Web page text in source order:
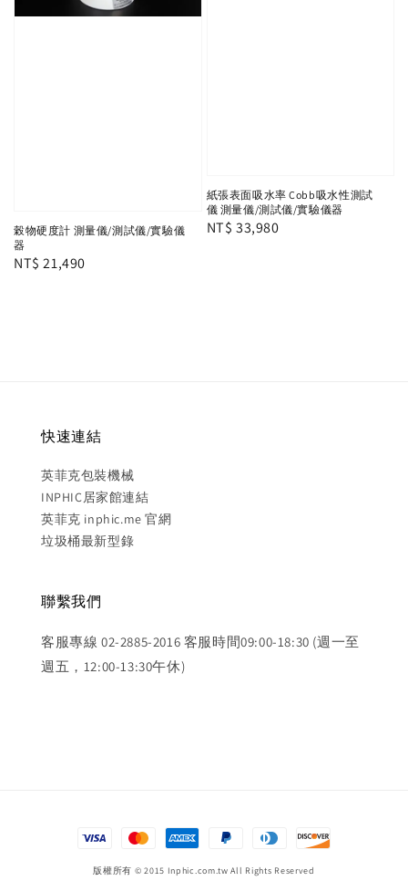
榖物硬度計 測量儀/測試儀/實驗儀
器
Regular
NT$ 21,490
紙張表面吸水率 Cobb吸水性測試
儀 測量儀/測試儀/實驗儀器
Regular
NT$ 33,980
快速連結
英菲克包裝機械
INPHIC居家館連結
英菲克 inphic.me 官網
垃圾桶最新型錄
聯繫我們
客服專線 02-2885-2016 客服時間09:00-18:30 (週一至
週五，12:00-13:30午休)
版權所有 © 2015 Inphic.com.tw All Rights Reserved